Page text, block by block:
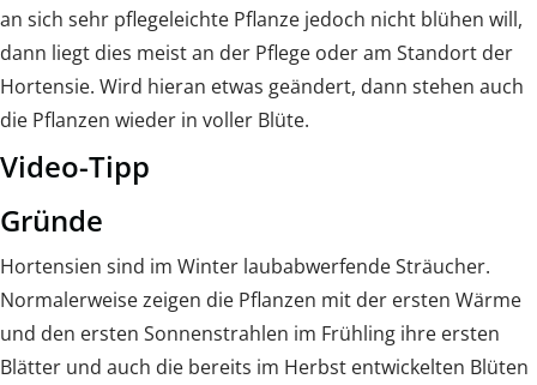
an sich sehr pflegeleichte Pflanze jedoch nicht blühen will,
dann liegt dies meist an der Pflege oder am Standort der
Hortensie. Wird hieran etwas geändert, dann stehen auch
die Pflanzen wieder in voller Blüte.
Video-Tipp
Gründe
Hortensien sind im Winter laubabwerfende Sträucher.
Normalerweise zeigen die Pflanzen mit der ersten Wärme
und den ersten Sonnenstrahlen im Frühling ihre ersten
Blätter und auch die bereits im Herbst entwickelten Blüten